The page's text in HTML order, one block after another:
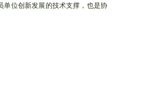
单位创新发展的技术支撑，也是协